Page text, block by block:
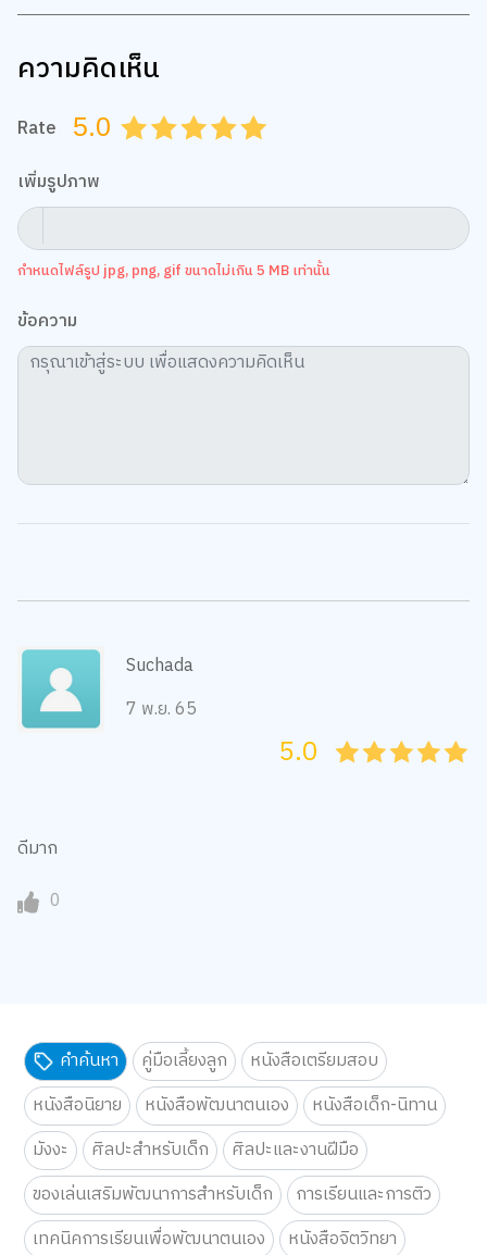
ความคิดเห็น
Rate 5.0 4.5
4.0
3.5
3.0
2.5
2.0
1.5
1.0
0.5
เพิ่มรูปภาพ
กำหนดไฟล์รูป jpg, png, gif ขนาดไม่เกิน 5 MB เท่านั้น
ข้อความ
Suchada
7 พ.ย. 65
45
4
35
3
25
2
15
1
05
5.0
ดีมาก
0
คำค้นหา คู่มือเลี้ยงลูก
หนังสือเตรียมสอบ
หนังสือนิยาย
หนังสือพัฒนาตนเอง
หนังสือเด็ก-นิทาน
มังงะ
ศิลปะสำหรับเด็ก
ศิลปะและงานฝีมือ
ของเล่นเสริมพัฒนาการสำหรับเด็ก
การเรียนและการติว
เทคนิคการเรียนเพื่อพัฒนาตนเอง
หนังสือจิตวิทยา